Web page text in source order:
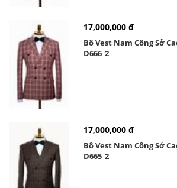
17,000,000 đ
Bô Vest Nam Công Sở
D666_2
17,000,000 đ
Bô Vest Nam Công Sở
D665_2